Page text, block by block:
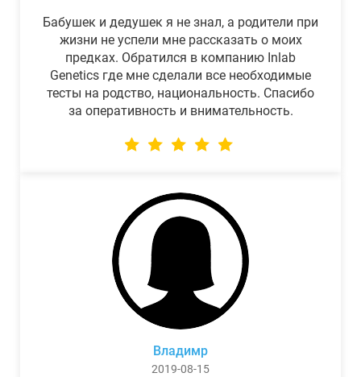
Бабушек и дедушек я не знал, а родители при
жизни не успели мне рассказать о моих
предках. Обратился в компанию Inlab
Genetics где мне сделали все необходимые
тесты на родство, национальность. Спасибо
за оперативность и внимательность.
Владимр
2019-08-15